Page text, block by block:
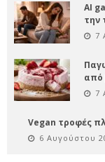
AI
την
7
από
7
Vegan τροφές
6 Αυγούστου